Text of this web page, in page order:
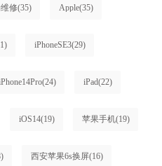
修(35) Apple(35)
iPhoneSE3(29)
(24) iPad(22)
iOS14(19) 苹果手机(19)
西安苹果6s换屏(16)